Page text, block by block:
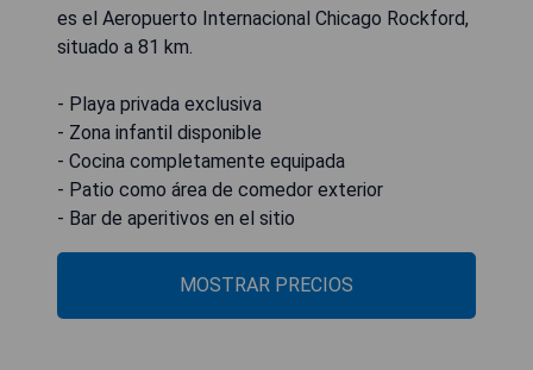
es el Aeropuerto Internacional Chicago Rockford,
situado a 81 km.
- Playa privada exclusiva
- Zona infantil disponible
- Cocina completamente equipada
- Patio como área de comedor exterior
- Bar de aperitivos en el sitio
MOSTRAR PRECIOS